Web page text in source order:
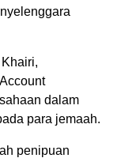
dalam
para jemaah.
penipuan